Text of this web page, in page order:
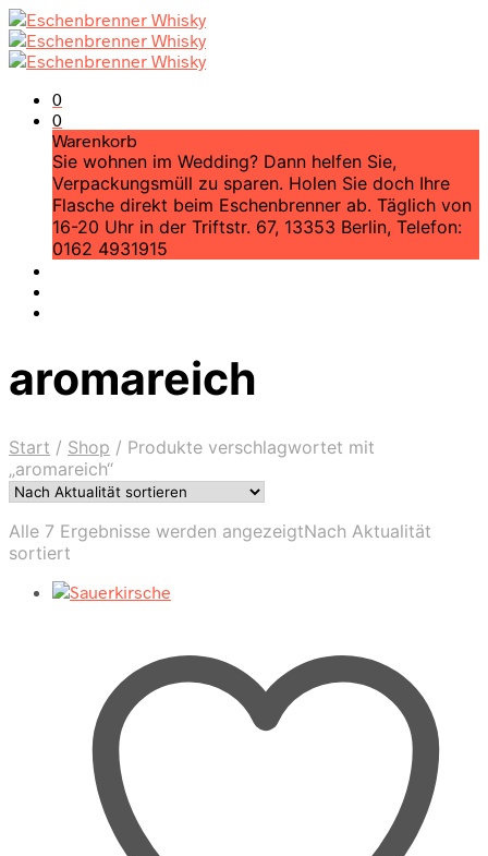
0
0
Warenkorb
Sie wohnen im Wedding? Dann helfen Sie,
Verpackungsmüll zu sparen. Holen Sie doch Ihre
Flasche direkt beim Eschenbrenner ab. Täglich von
16-20 Uhr in der Triftstr. 67, 13353 Berlin, Telefon:
0162 4931915
aromareich
Start / Shop / Produkte verschlagwortet mit
„aromareich“
Alle 7 Ergebnisse werden angezeigtNach Aktualität
sortiert